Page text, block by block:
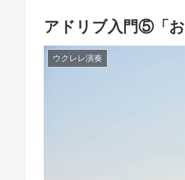
アドリブ入門⑤「
ウクレレ演奏